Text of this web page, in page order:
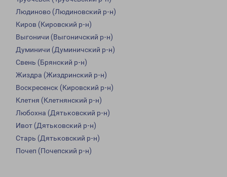
Людиново (Людиновский р-н)
Киров (Кировский р-н)
Выгоничи (Выгоничский р-н)
Думиничи (Думиничский р-н)
Свень (Брянский р-н)
Жиздра (Жиздринский р-н)
Воскресенск (Кировский р-н)
Клетня (Клетнянский р-н)
Любохна (Дятьковский р-н)
Ивот (Дятьковский р-н)
Старь (Дятьковский р-н)
Почеп (Почепский р-н)